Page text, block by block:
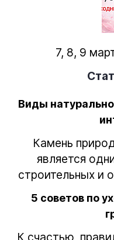
7, 8, 9
Виды
Камень
является
строительных и
5 советов по
К счастью,